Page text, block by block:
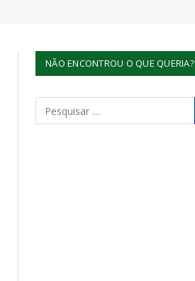
NÃO ENCONTROU O QUE QUERIA?